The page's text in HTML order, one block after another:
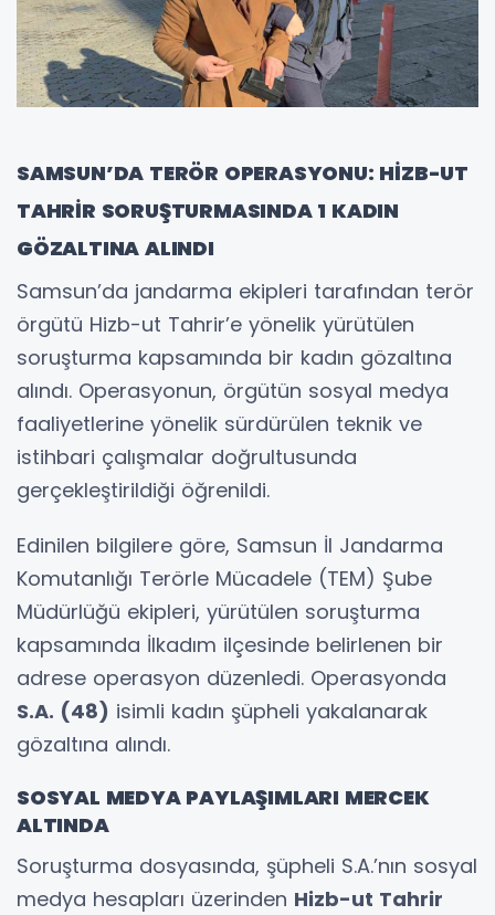
SAMSUN’DA TERÖR OPERASYONU: HİZB-UT
TAHRİR SORUŞTURMASINDA 1 KADIN
GÖZALTINA ALINDI
Samsun’da jandarma ekipleri tarafından terör
örgütü Hizb-ut Tahrir’e yönelik yürütülen
soruşturma kapsamında bir kadın gözaltına
alındı. Operasyonun, örgütün sosyal medya
faaliyetlerine yönelik sürdürülen teknik ve
istihbari çalışmalar doğrultusunda
gerçekleştirildiği öğrenildi.
Edinilen bilgilere göre, Samsun İl Jandarma
Komutanlığı Terörle Mücadele (TEM) Şube
Müdürlüğü ekipleri, yürütülen soruşturma
kapsamında İlkadım ilçesinde belirlenen bir
adrese operasyon düzenledi. Operasyonda
S.A. (48) isimli kadın şüpheli yakalanarak
gözaltına alındı.
SOSYAL MEDYA PAYLAŞIMLARI MERCEK
ALTINDA
Soruşturma dosyasında, şüpheli S.A.’nın sosyal
medya hesapları üzerinden Hizb-ut Tahrir